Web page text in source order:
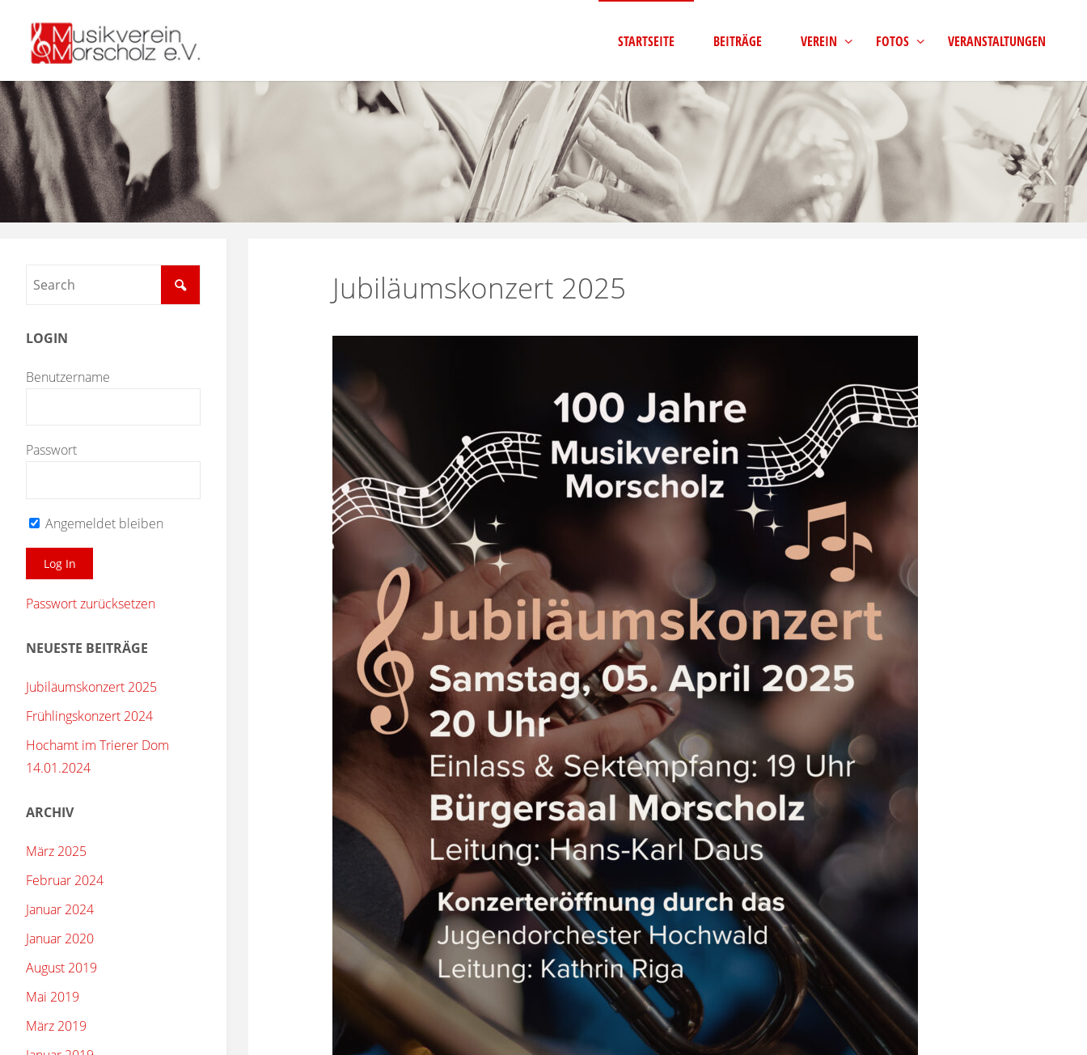
STARTSEITE BEITRÄGE VEREIN FOTOS VERANSTALTUNGEN
Jubiläumskonzert 2025
LOGIN
Benutzername
Passwort
Angemeldet bleiben
Passwort zurücksetzen
NEUESTE BEITRÄGE
Jubiläumskonzert 2025
Frühlingskonzert 2024
Hochamt im Trierer Dom
14.01.2024
ARCHIV
März 2025
Februar 2024
Januar 2024
Januar 2020
August 2019
Mai 2019
März 2019